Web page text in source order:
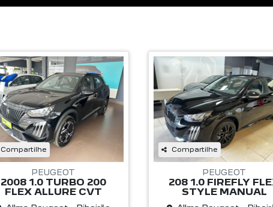
Compartilhe
PEUGEOT
2008 1.0 TURBO 200
FLEX ALLURE CVT
Compartilhe
PEUGEOT
208 1.0 FIREFLY
STYLE MANUAL